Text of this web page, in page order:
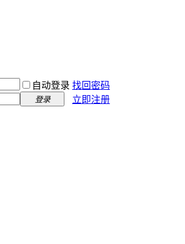
自动登录 找回密码
登录 立即注册